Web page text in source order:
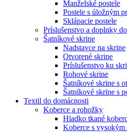
Manželské postele
Postele s úložným
Sklápacie postele
Príslušenstvo a doplnky
Šatníkové skrine
Nadstavce na skrine
Otvorené skrine
Príslušenstvo ku
Rohové skrine
Šatníkové skrine s
Šatníkové skrine s
Textil do domácnosti
Koberce a rohožky
Hladko tkané
Koberce s vysokým